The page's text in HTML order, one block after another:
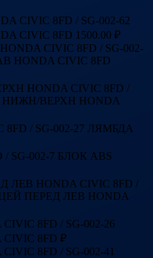
CIVIC 8FD / SG-002-62
CIVIC 8FD 1500.00 ₽
CIVIC 8FD / SG-002-
HONDA CIVIC 8FD
HONDA CIVIC 8FD /
ВЕРХН HONDA
/ SG-002-27 ЛЯМБДА
SG-002-7 БЛОК ABS
HONDA CIVIC 8FD /
ПЕРЕД ЛЕВ HONDA
8FD / SG-002-26
8FD ₽
8FD / SG-002-41